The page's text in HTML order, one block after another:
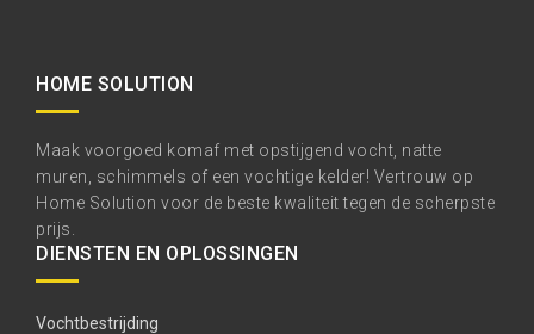
HOME SOLUTION
Maak voorgoed komaf met opstijgend vocht, natte
muren, schimmels of een vochtige kelder! Vertrouw op
Home Solution voor de beste kwaliteit tegen de scherpste
prijs.
DIENSTEN EN OPLOSSINGEN
Vochtbestrijding